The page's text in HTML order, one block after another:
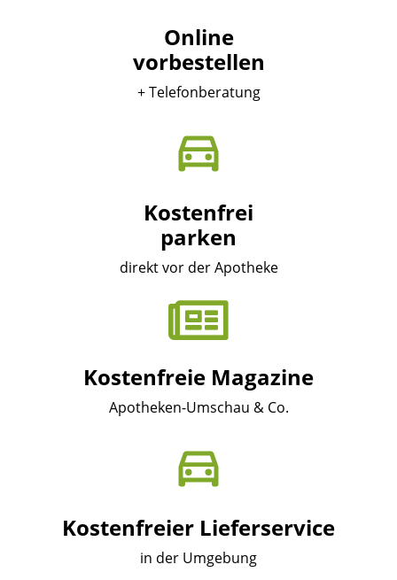
Online
vorbestellen
+ Telefonberatung
Kostenfrei
parken
direkt vor der Apotheke
Kostenfreie Magazine
Apotheken-Umschau & Co.
Kostenfreier Lieferservice
in der Umgebung